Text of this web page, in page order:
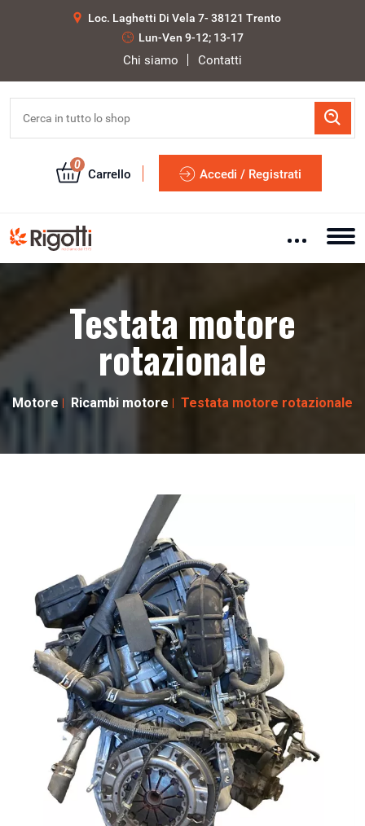
Loc. Laghetti Di Vela 7- 38121 Trento
Lun-Ven 9-12; 13-17
Chi siamo Contatti
0
Carrello Accedi / Registrati
Testata motore
rotazionale
Motore Ricambi motore Testata motore rotazionale